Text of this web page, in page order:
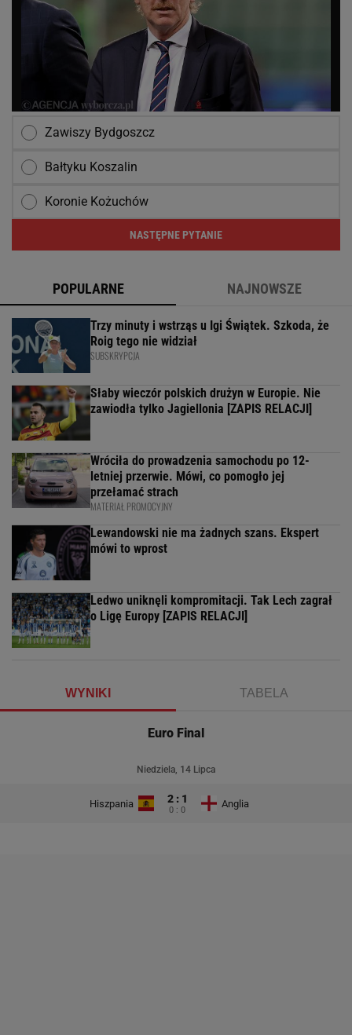
Zawiszy Bydgoszcz
Bałtyku Koszalin
Koronie Kożuchów
NASTĘPNE PYTANIE
POPULARNE NAJNOWSZE
Trzy minuty i wstrząs u Igi Świątek. Szkoda, że
Roig tego nie widział
SUBSKRYPCJA
Słaby wieczór polskich drużyn w Europie. Nie
zawiodła tylko Jagiellonia [ZAPIS RELACJI]
Wróciła do prowadzenia samochodu po 12-
letniej przerwie. Mówi, co pomogło jej
przełamać strach
MATERIAŁ PROMOCYJNY
Lewandowski nie ma żadnych szans. Ekspert
mówi to wprost
Ledwo uniknęli kompromitacji. Tak Lech zagrał
o Ligę Europy [ZAPIS RELACJI]
WYNIKI TABELA
Euro Final
Niedziela, 14 Lipca
Hiszpania 2 : 1
0 : 0
Anglia